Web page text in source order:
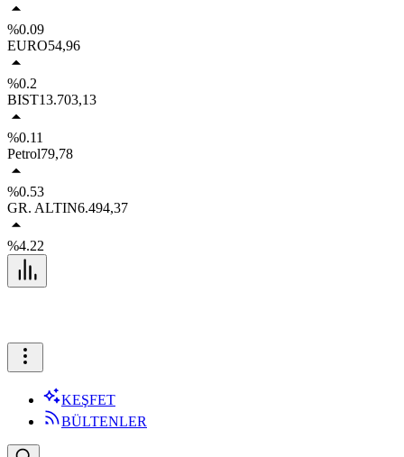
%0.09
EURO54,96
%0.2
BIST13.703,13
%0.11
Petrol79,78
%0.53
GR. ALTIN6.494,37
%4.22
KEŞFET
BÜLTENLER